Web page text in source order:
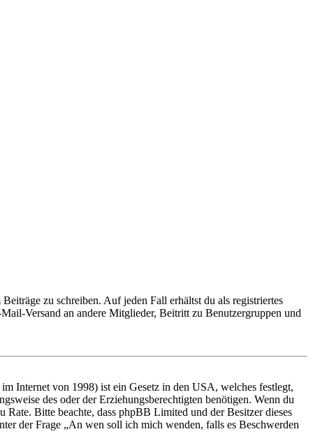
zu schreiben. Auf jeden Fall erhältst du als registriertes
Versand an andere Mitglieder, Beitritt zu Benutzergruppen und
Internet von 1998) ist ein Gesetz in den USA, welches festlegt,
des oder der Erziehungsberechtigten benötigen. Wenn du
Bitte beachte, dass phpBB Limited und der Besitzer dieses
der Frage „An wen soll ich mich wenden, falls es Beschwerden